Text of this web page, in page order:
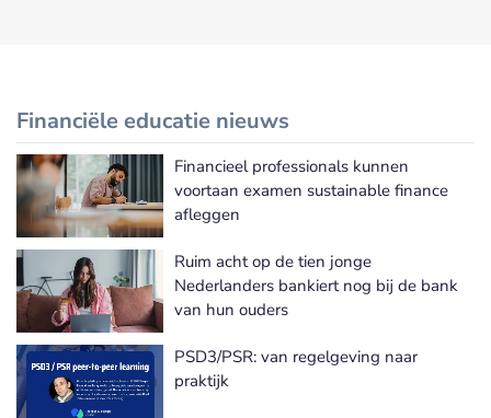
Financiële educatie nieuws
Meer Financiële educatie nieuws
Financieel professionals kunnen
voortaan examen sustainable finance
afleggen
Ruim acht op de tien jonge
Nederlanders bankiert nog bij de bank
van hun ouders
PSD3/PSR: van regelgeving naar
praktijk